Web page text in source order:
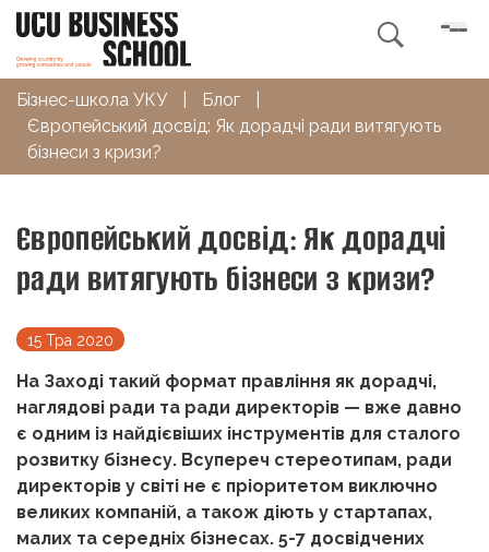

Бізнес-школа УКУ Блог
Європейський досвід: Як дорадчі ради витягують
бізнеси з кризи?
Європейський досвід: Як дорадчі
ради витягують бізнеси з кризи?
15 Тра 2020
На Заході такий формат правління як дорадчі,
наглядові ради та ради директорів — вже давно
є одним із найдієвіших інструментів для сталого
розвитку бізнесу. Всупереч стереотипам, ради
директорів у світі не є пріоритетом виключно
великих компаній, а також діють у стартапах,
малих та середніх бізнесах. 5-7 досвідчених